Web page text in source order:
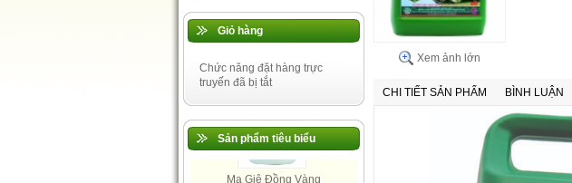
Giỏ hàng
Chức năng đặt hàng trực
truyến đã bị tắt
Sản phẩm tiêu biểu
Đa, trung, vi lượng Việt Mỹ
30-09-2013 11:43:41 AM
Xem ảnh lớn
CHI TIẾT SẢN PHẨM BÌNH LUẬN